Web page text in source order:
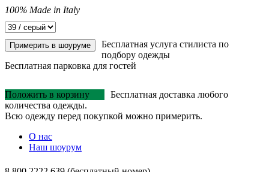
100% Made in Italy
Примерить в шоуруме
Бесплатная услуга стилиста по
подбору одежды
Бесплатная парковка для гостей
Положить в корзину
Бесплатная доставка любого
количества одежды.
Всю одежду перед покупкой можно примерить.
О нас
Наш шоурум